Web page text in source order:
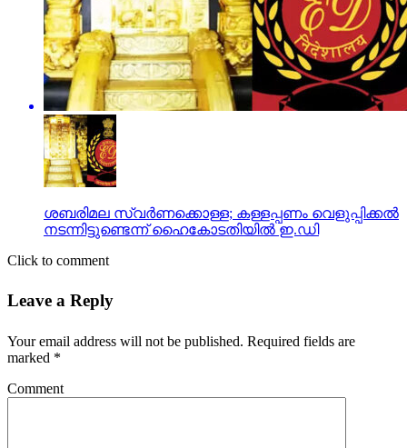
ശബരിമല സ്വര്‍ണക്കൊള്ള; കള്ളപ്പണം വെളുപ്പിക്കല്‍
നടന്നിട്ടുണ്ടെന്ന് ഹൈകോടതിയില്‍ ഇ.ഡി
Click to comment
Leave a Reply
Your email address will not be published. Required fields are
marked *
Comment